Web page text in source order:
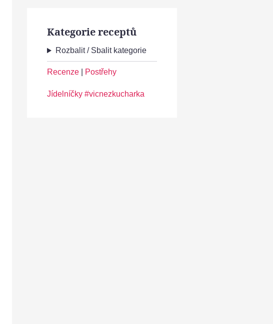
Kategorie receptů
Rozbalit / Sbalit kategorie
Recenze Postřehy
Jídelníčky #vicnezkucharka